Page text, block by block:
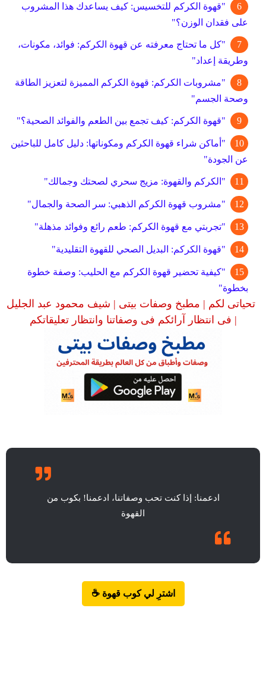
"قهوة الكركم للتخسيس: كيف يساعدك هذا المشروب
على فقدان الوزن؟"
"كل ما تحتاج معرفته عن قهوة الكركم: فوائد، مكونات،
وطريقة إعداد"
"مشروبات الكركم: قهوة الكركم المميزة لتعزيز الطاقة
وصحة الجسم"
"قهوة الكركم: كيف تجمع بين الطعم والفوائد الصحية؟"
"أماكن شراء قهوة الكركم ومكوناتها: دليل كامل للباحثين
عن الجودة"
"الكركم والقهوة: مزيج سحري لصحتك وجمالك"
"مشروب قهوة الكركم الذهبي: سر الصحة والجمال"
"تجربتي مع قهوة الكركم: طعم رائع وفوائد مذهلة"
"قهوة الكركم: البديل الصحي للقهوة التقليدية"
"كيفية تحضير قهوة الكركم مع الحليب: وصفة خطوة
بخطوة"
تحياتى لكم | مطبخ وصفات بيتى | شيف محمود عبد الجليل
| فى انتظار آرائكم فى وصفاتنا وانتظار تعليقاتكم
ادعمنا: إذا كنت تحب وصفاتنا، ادعمنا! بكوب من
القهوة
اشترِ لي كوب قهوة ☕